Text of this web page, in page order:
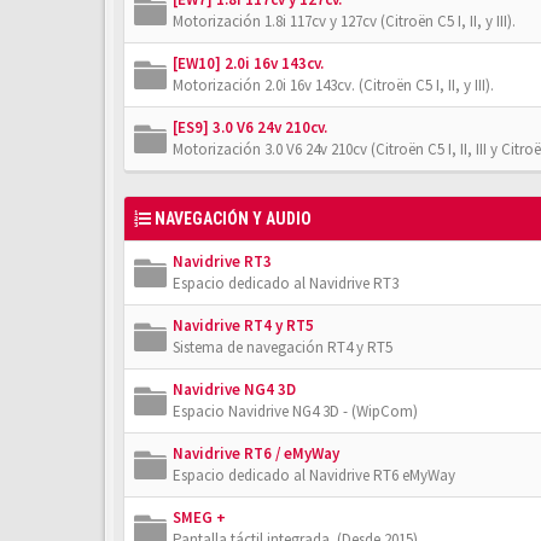
Motorización 1.8i 117cv y 127cv (Citroën C5 I, II, y III).
[EW10] 2.0i 16v 143cv.
Motorización 2.0i 16v 143cv. (Citroën C5 I, II, y III).
[ES9] 3.0 V6 24v 210cv.
Motorización 3.0 V6 24v 210cv (Citroën C5 I, II, III y
NAVEGACIÓN Y AUDIO
Navidrive RT3
Espacio dedicado al Navidrive RT3
Navidrive RT4 y RT5
Sistema de navegación RT4 y RT5
Navidrive NG4 3D
Espacio Navidrive NG4 3D - (WipCom)
Navidrive RT6 / eMyWay
Espacio dedicado al Navidrive RT6 eMyWay
SMEG +